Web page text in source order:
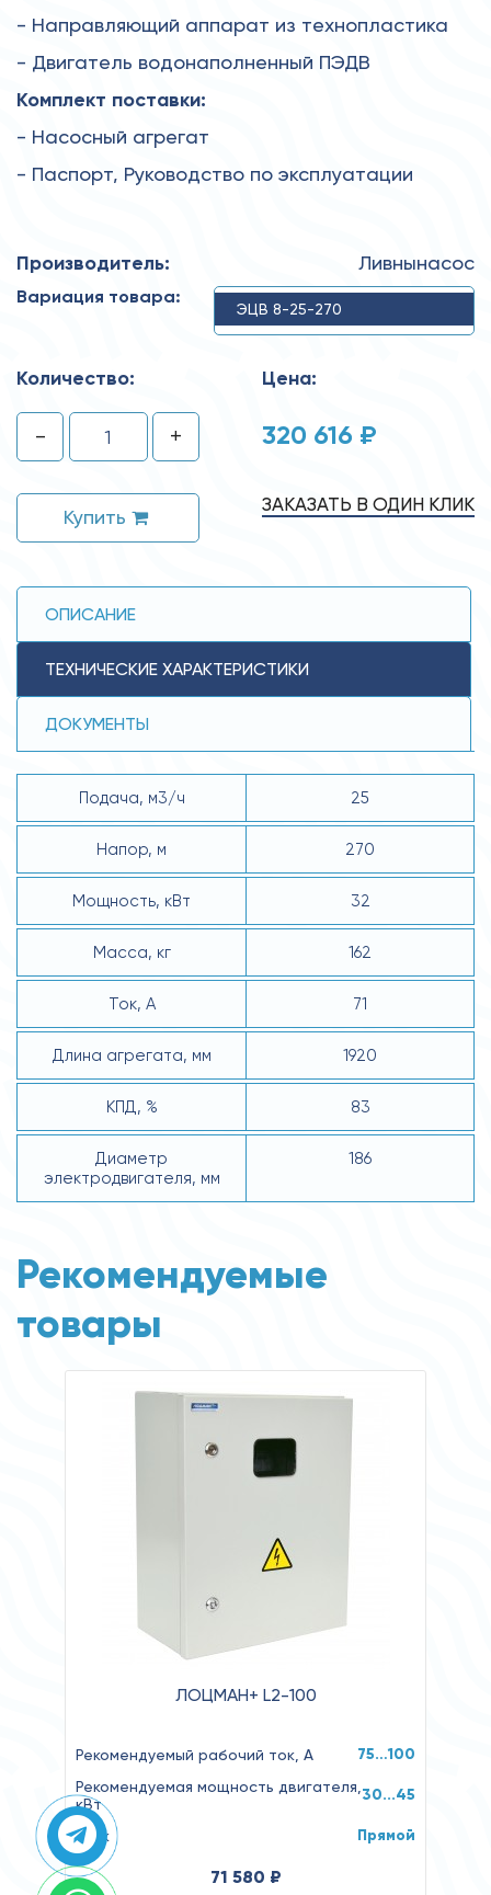
- Направляющий аппарат из технопластика
- Двигатель водонаполненный ПЭДВ
Комплект поставки:
- Насосный агрегат
- Паспорт, Руководство по эксплуатации
Производитель: Ливнынасос
Вариация товара:
ЭЦВ 8-25-270
Количество:
- +
Купить
Цена:
320 616 ₽
ЗАКАЗАТЬ В ОДИН КЛИК
ОПИСАНИЕ
ТЕХНИЧЕСКИЕ ХАРАКТЕРИСТИКИ
ДОКУМЕНТЫ
Подача, м3/ч 25
Напор, м 270
Мощность, кВт 32
Масса, кг 162
Ток, А 71
Длина агрегата, мм 1920
КПД, % 83
Диаметр
электродвигателя, мм
186
Рекомендуемые
товары
ЛОЦМАН+ L2-100
Рекомендуемый рабочий ток, А 75…100
Рекомендуемая мощность двигателя,
кВт
30...45
Пуск Прямой
71 580 ₽